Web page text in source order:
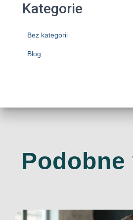
Kategorie
Bez kategorii
Blog